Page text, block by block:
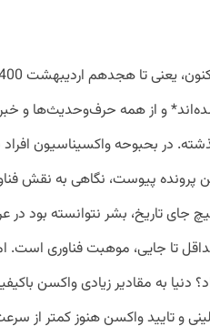
و از همه حرف‌وحدیث‌ها و
پرونده پیوست، نگاهی به نقش
جای تاریخ، بشر نتوانسته بود
تا جایی، موهبت فناوری است.
دنیا به مقادیر زیادی واکسن